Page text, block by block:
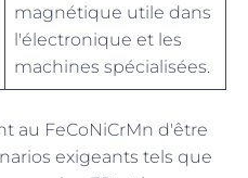
magnétique utile dans
l'électronique et les
machines spécialisées.
au FeCoNiCrMn d'être
exigeants tels que